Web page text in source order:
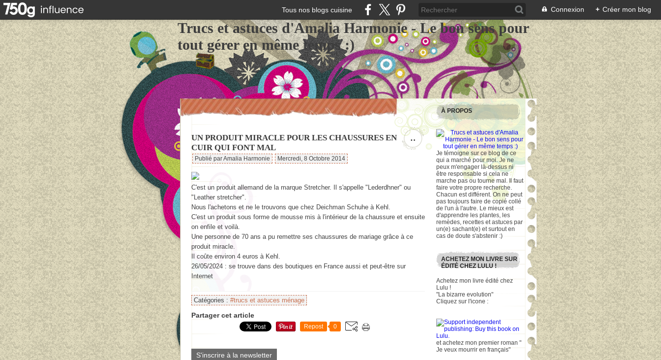
Tous nos blogs cuisine Connexion + Créer mon blog
Trucs et astuces d'Amalia Harmonie - Le bon sens pour
tout gérer en même temps :)
…
UN PRODUIT MIRACLE POUR LES CHAUSSURES EN
CUIR QUI FONT MAL
Publié par Amalia Harmonie Mercredi, 8 Octobre 2014
C'est un produit allemand de la marque Stretcher. Il s'appelle "Lederdhner" ou
"Leather stretcher".
Nous l'achetons et ne le trouvons que chez Deichman Schuhe à Kehl.
C'est un produit sous forme de mousse mis à l'intérieur de la chaussure et ensuite
on enfile et voilà.
Une personne de 70 ans a pu remettre ses chaussures de mariage grâce à ce
produit miracle.
Il coûte environ 4 euros à Kehl.
26/05/2024 : se trouve dans des boutiques en France aussi et peut-être sur
Internet
Catégories : #trucs et astuces ménage
Partager cet article
Repost 0
S'inscrire à la newsletter
À PROPOS
Je témoigne sur ce blog de ce
qui a marché pour moi. Je ne
peux m'engager là-dessus ni
être responsable si cela ne
marche pas ou tourne mal. Il faut
faire votre propre recherche.
Chacun est différent. On ne peut
pas toujours faire de copié collé
de l'un à l'autre. Le mieux est
d'apprendre les plantes, les
remèdes, recettes et astuces par
un(e) sachant(e) et surtout en
cas de doute s'abstenir :)
ACHETEZ MON LIVRE SUR
ÉDITÉ CHEZ LULU !
Achetez mon livre édité chez
Lulu !
"La bizarre evolution"
Cliquez sur l'icone :
et achetez mon premier roman "
Je veux mourrir en français"